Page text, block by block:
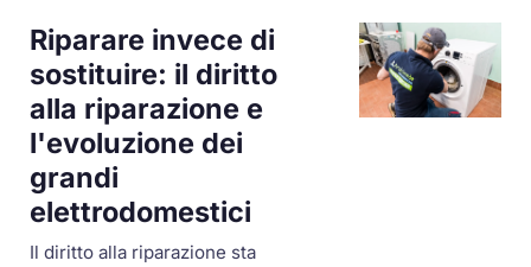
Riparare invece di
sostituire: il diritto
alla riparazione e
l'evoluzione dei
grandi
elettrodomestici
Il diritto alla riparazione sta